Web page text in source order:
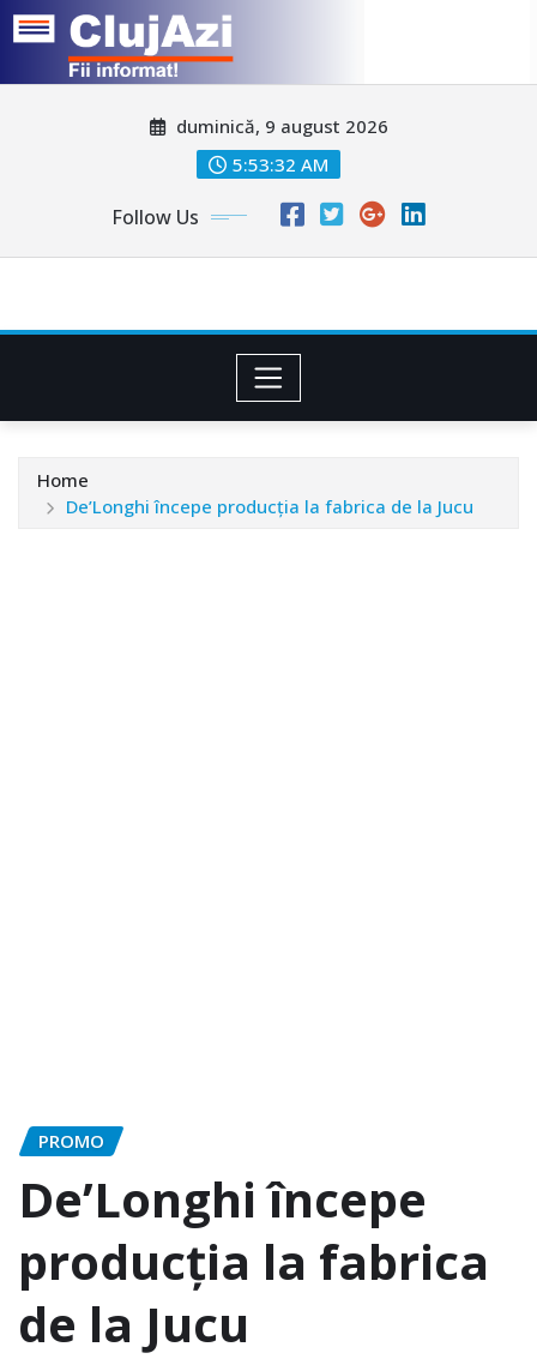
duminică, 9 august 2026
5:53:34 AM
Follow Us
Home
De’Longhi începe producția la fabrica de la Jucu
PROMO
De’Longhi începe
producția la fabrica
de la Jucu